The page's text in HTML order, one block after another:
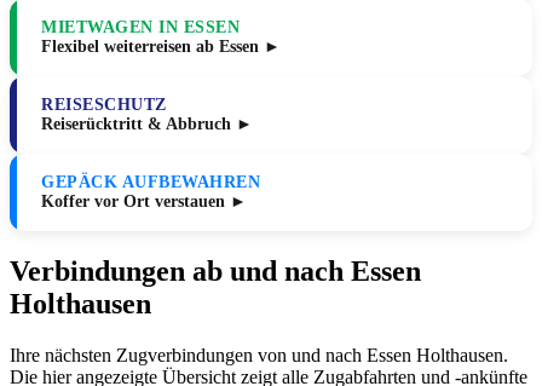
MIETWAGEN IN ESSEN
Flexibel weiterreisen ab Essen ►
REISESCHUTZ
Reiserücktritt & Abbruch ►
GEPÄCK AUFBEWAHREN
Koffer vor Ort verstauen ►
Verbindungen ab und nach Essen
Holthausen
Ihre nächsten Zugverbindungen von und nach Essen Holthausen.
Die hier angezeigte Übersicht zeigt alle Zugabfahrten und -ankünfte